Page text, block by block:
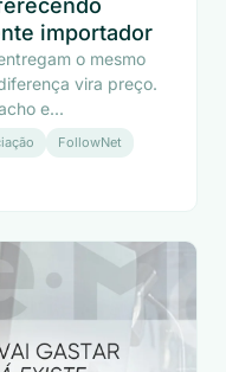
importador
o mesmo
vira preço.
e...
FollowNet